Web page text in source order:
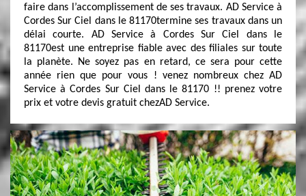
faire dans l’accomplissement de ses travaux. AD Service à
Cordes Sur Ciel dans le 81170termine ses travaux dans un
délai courte. AD Service à Cordes Sur Ciel dans le
81170est une entreprise fiable avec des filiales sur toute
la planète. Ne soyez pas en retard, ce sera pour cette
année rien que pour vous ! venez nombreux chez AD
Service à Cordes Sur Ciel dans le 81170 !! prenez votre
prix et votre devis gratuit chezAD Service.